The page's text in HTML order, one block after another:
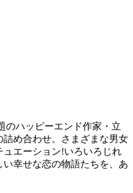
のハッピーエンド作家・立
め合わせ。さまざまな男女
エーション!いろいろじれ
幸せな恋の物語たちを、あ